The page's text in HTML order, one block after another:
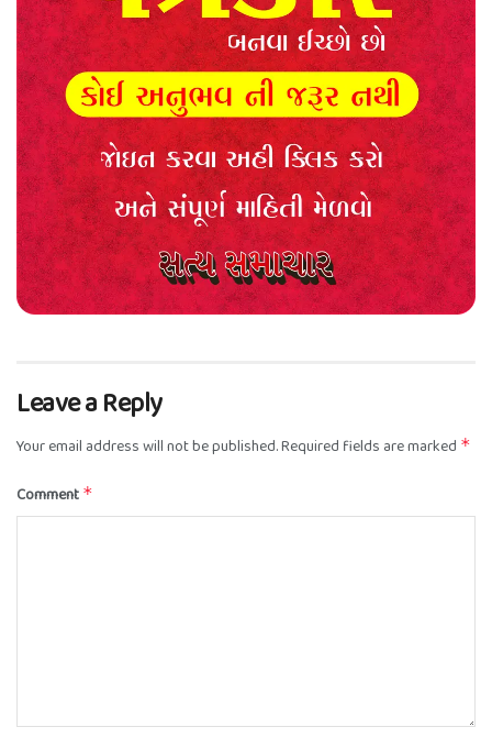
Leave a Reply
Your email address will not be published.Required fields are marked *
Comment *